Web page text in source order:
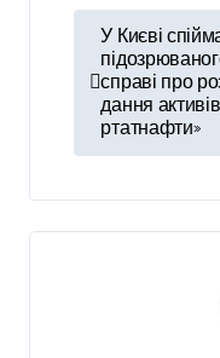
і
а
У Києві
справі про
дання
ртатнафти»